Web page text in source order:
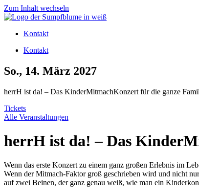
Zum Inhalt wechseln
Kontakt
Kontakt
So., 14. März 2027
herrH ist da! – Das KinderMitmachKonzert für die ganze
Tickets
Alle Veranstaltungen
herrH ist da! – Das
Wenn das erste Konzert zu einem ganz großen Erlebnis im
Wenn der Mitmach-Faktor groß geschrieben wird und nicht
auf zwei Beinen, der ganz genau weiß, wie man ein